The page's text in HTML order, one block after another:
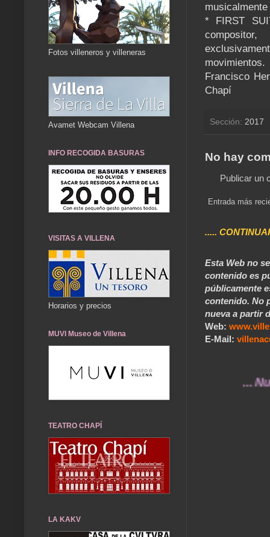
* FIRST
movimientos.
Francisco
Chapí
Sección: 2017
No hay
Publicar un
Entrada más
.....
Esta Web no
contenido es
públicamente
contenido. No
nueva a partir
Web:
E-Mail:
... Nuestros
Fotos villeneros y villeneras
Avamet Webcam Villena
INFO RECOGIDA BASURAS
VISITAS A VILLENA
Horarios y precios
MUVI Museo de Villena
TEATRO CHAPÍ
LA KAKV